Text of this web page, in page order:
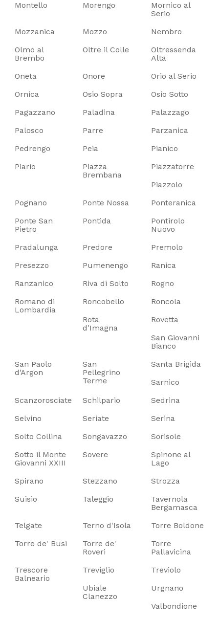
Montello
Morengo
Mornico al
Serio
Mozzanica
Mozzo
Nembro
Olmo al
Brembo
Oltre il Colle
Oltressenda
Alta
Oneta
Onore
Orio al Serio
Ornica
Osio Sopra
Osio Sotto
Pagazzano
Paladina
Palazzago
Palosco
Parre
Parzanica
Pedrengo
Peia
Pianico
Piario
Piazza
Brembana
Piazzatorre
Piazzolo
Pognano
Ponte Nossa
Ponteranica
Ponte San
Pietro
Pontida
Pontirolo
Nuovo
Pradalunga
Predore
Premolo
Presezzo
Pumenengo
Ranica
Ranzanico
Riva di Solto
Rogno
Romano di
Lombardia
Roncobello
Roncola
Rota
d'Imagna
Rovetta
San Giovanni
Bianco
San Paolo
d'Argon
San
Pellegrino
Terme
Santa Brigida
Sarnico
Scanzorosciate
Schilpario
Sedrina
Selvino
Seriate
Serina
Solto Collina
Songavazzo
Sorisole
Sotto il Monte
Giovanni XXIII
Sovere
Spinone al
Lago
Spirano
Stezzano
Strozza
Suisio
Taleggio
Tavernola
Bergamasca
Telgate
Terno d'Isola
Torre Boldone
Torre de' Busi
Torre de'
Roveri
Torre
Pallavicina
Trescore
Balneario
Treviglio
Treviolo
Ubiale
Clanezzo
Urgnano
Valbondione